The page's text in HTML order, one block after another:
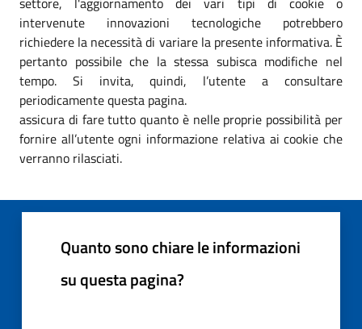
intervenute innovazioni tecnologiche potrebbero
richiedere la necessità di variare la presente informativa. È
pertanto possibile che la stessa subisca modifiche nel
tempo. Si invita, quindi, l’utente a consultare
periodicamente questa pagina.
assicura di fare tutto quanto è nelle proprie possibilità per
fornire all’utente ogni informazione relativa ai cookie che
verranno rilasciati.
Quanto sono chiare le informazioni
su questa pagina?